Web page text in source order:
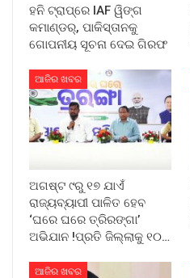
ହନି ଟ୍ରାପ୍‌ରେ IAF ୱିଙ୍ଗ
କମାଣ୍ଡର୍, ପାକିସ୍ତାନକୁ
ଗୋପନୀୟ ସୂଚନା ଦେଇ ଗିରଫ
ଆଜିର ଖବର
ଅଗଷ୍ଟ ୯ରୁ ୧୭ ଯାଏଁ
ରାଜ୍ୟବ୍ୟାପୀ ପାଳିତ ହେବ
‘ଘରେ ଘରେ ତ୍ରିରଙ୍ଗା’
ଅଭିଯାନ !ପ୍ରତି ଜିଲ୍ଲାକୁ ୧୦…
ଆଜିର ଖବର